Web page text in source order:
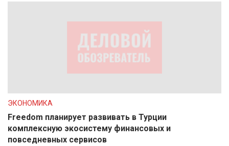
ЭКОНОМИКА
Freedom планирует развивать в Турции
комплексную экосистему финансовых и
повседневных сервисов